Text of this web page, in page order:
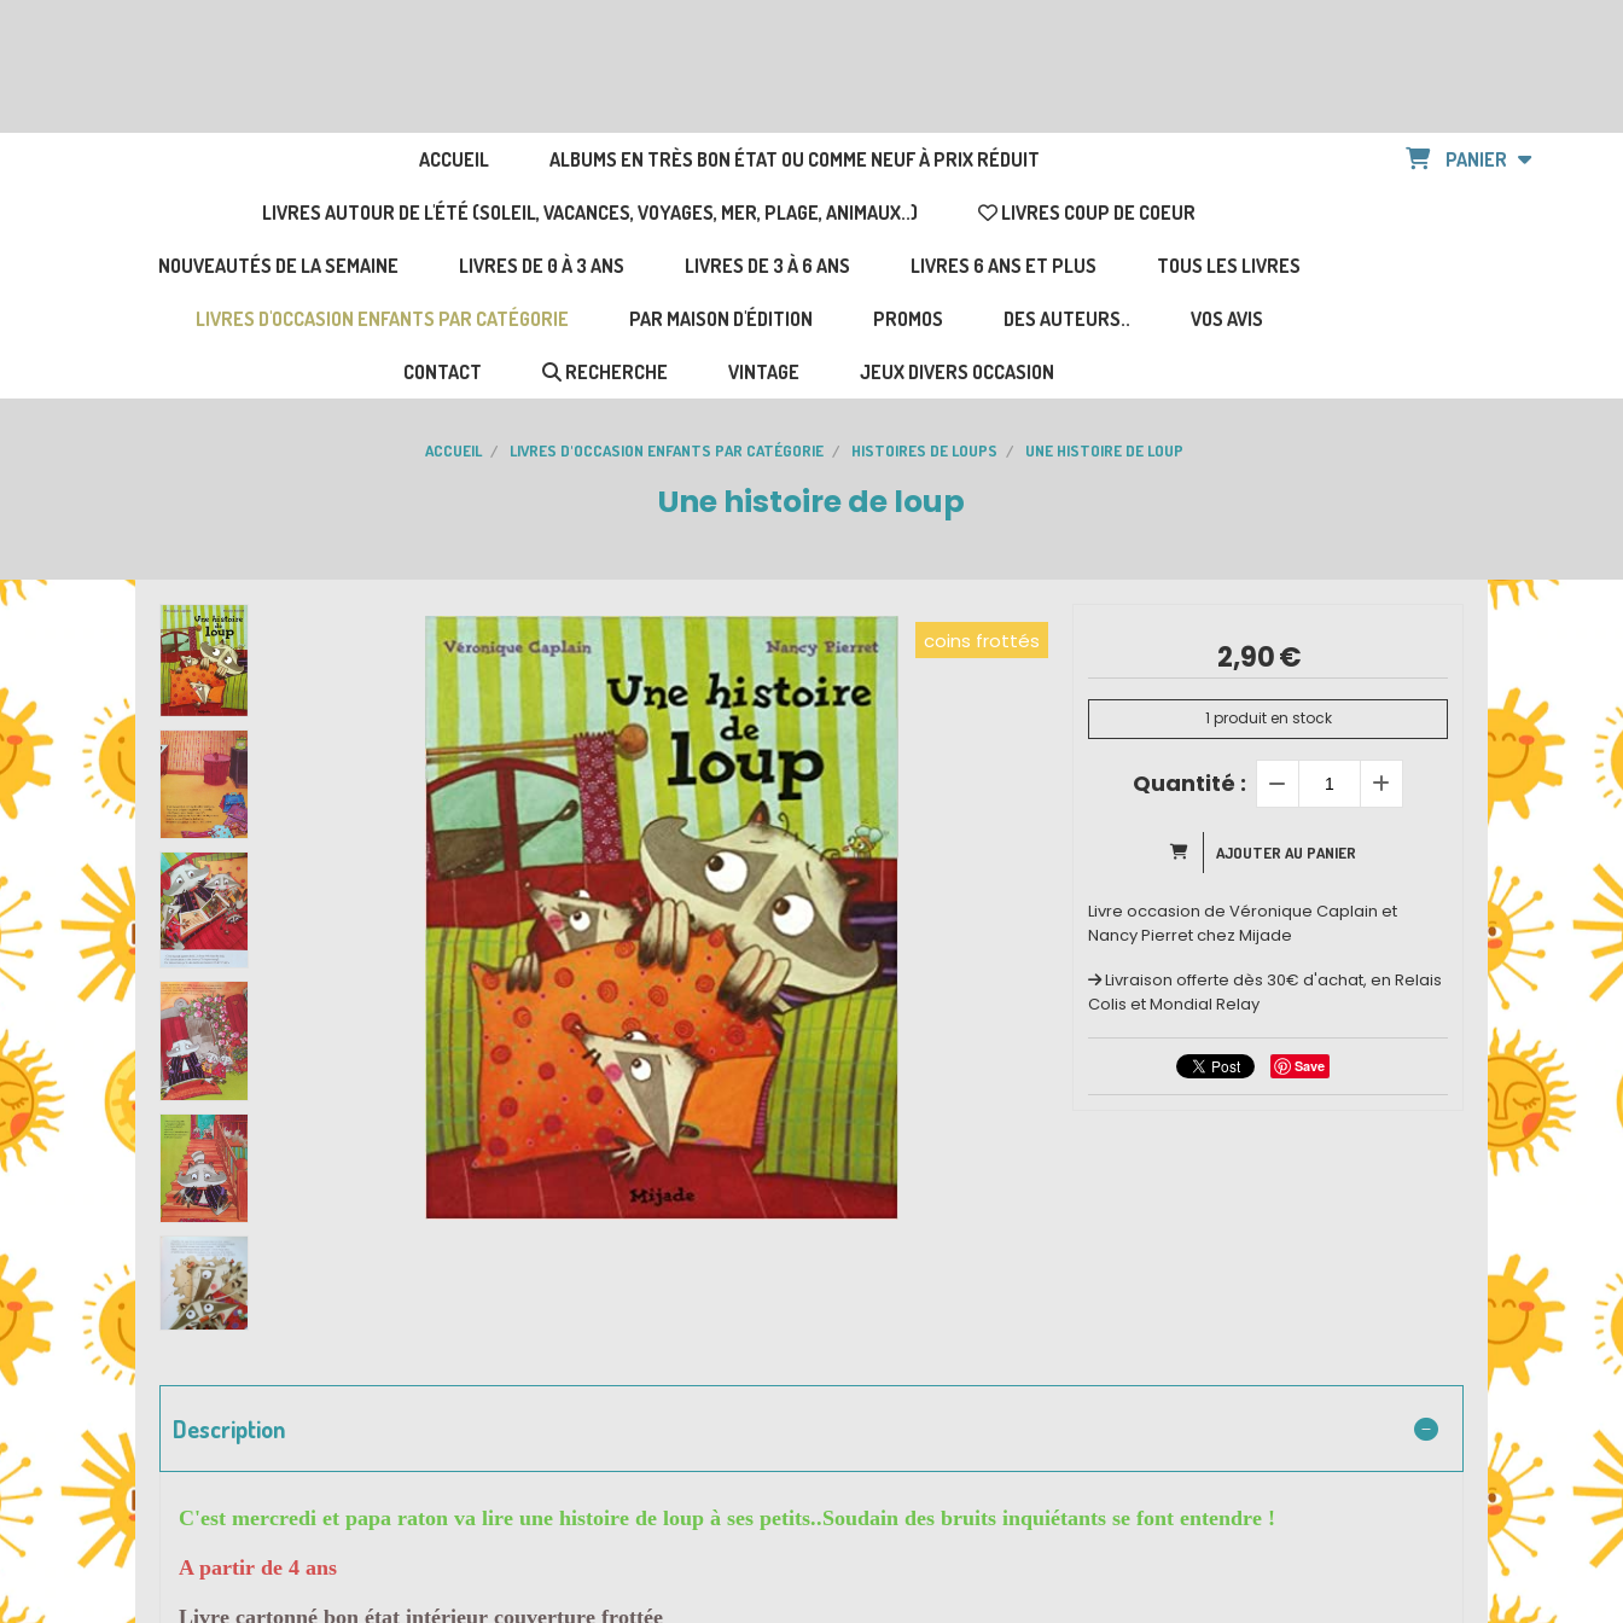
ACCUEIL ALBUMS EN TRÈS BON ÉTAT OU COMME NEUF À PRIX RÉDUIT
LIVRES AUTOUR DE L'ÉTÉ (SOLEIL, VACANCES, VOYAGES, MER, PLAGE, ANIMAUX..) LIVRES COUP DE COEUR
NOUVEAUTÉS DE LA SEMAINE LIVRES DE 0 À 3 ANS LIVRES DE 3 À 6 ANS LIVRES 6 ANS ET PLUS TOUS LES LIVRES
LIVRES D'OCCASION ENFANTS PAR CATÉGORIE PAR MAISON D'ÉDITION PROMOS DES AUTEURS.. VOS AVIS
CONTACT RECHERCHE VINTAGE JEUX DIVERS OCCASION
PANIER
ACCUEIL LIVRES D'OCCASION ENFANTS PAR CATÉGORIE HISTOIRES DE LOUPS UNE HISTOIRE DE LOUP
Une histoire de loup
coins frottés 2,90€
1 produit en stock
Quantité :
AJOUTER AU PANIER
Livre occasion de Véronique Caplain et
Nancy Pierret chez Mijade
Livraison offerte dès 30€ d'achat, en Relais
Colis et Mondial Relay
Save
Description
C'est mercredi et papa raton va lire une histoire de loup à ses petits..Soudain des bruits inquiétants se font entendre !
A partir de 4 ans
Livre cartonné bon état intérieur couverture frottée